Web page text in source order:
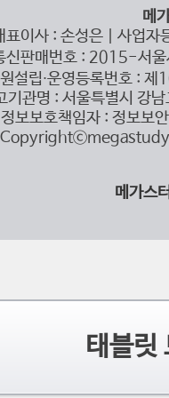
메
표이사 : 손성은 | 사업
신판매번호 : 2015-서
설립∙운영등록번호 :
기관명 : 서울특별시 강
보보호책임자 : 정보보
메가스
태블릿